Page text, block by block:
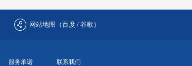
网站地图（百度 / 谷歌 ）
服务承诺 联系我们